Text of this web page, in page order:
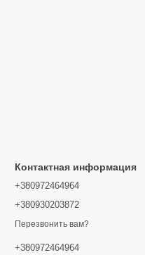
Контактная информация
+380972464964
+380930203872
Перезвонить вам?
+380972464964